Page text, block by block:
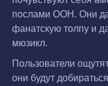
послами ООН. Они
фанатскую толпу и
мюзикл.
Пользователи
они будут